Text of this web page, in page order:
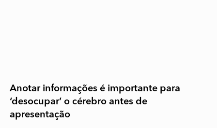
Anotar informações é importante para
‘desocupar’ o cérebro antes de
apresentação